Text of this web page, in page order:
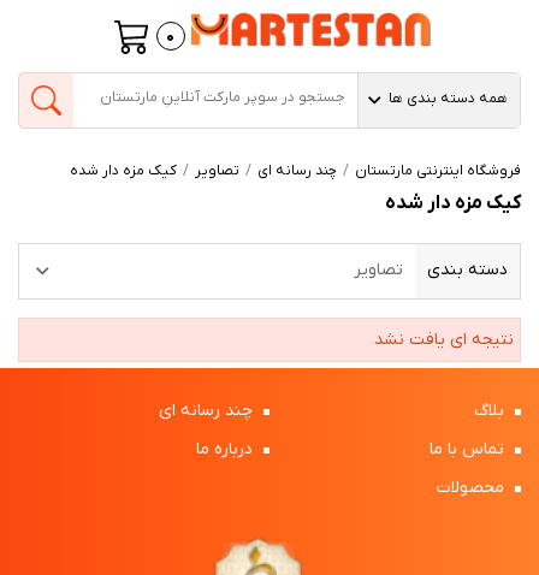
0
همه دسته بندی ها
فروشگاه اینترنتی مارتستان چند رسانه ای تصاویر کیک مزه دار شده
کیک مزه دار شده
دسته بندی تصاویر
نتیجه ای یافت نشد
بلاگ
چند رسانه ای
تماس با ما
درباره ما
محصولات